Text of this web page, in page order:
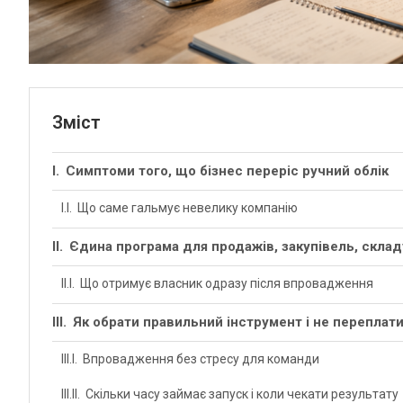
Зміст
Симптоми того, що бізнес переріс ручний облік
Що саме гальмує невелику компанію
Єдина програма для продажів, закупівель,
Що отримує власник одразу після впровадження
Як обрати правильний інструмент і не
Впровадження без стресу для команди
Скільки часу займає запуск і коли чекати результату